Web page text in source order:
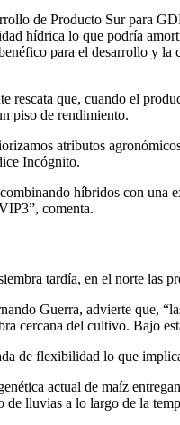
de Producto Sur para
hídrica lo que podría
para el desarrollo y
rescata que, cuando el
piso de rendimiento.
atributos
Incógnito.
híbridos con
comenta.
tardía, en el norte las
Guerra, advierte que,
cercana del cultivo. Bajo
de flexibilidad lo que
actual de maíz
lluvias a lo largo de la